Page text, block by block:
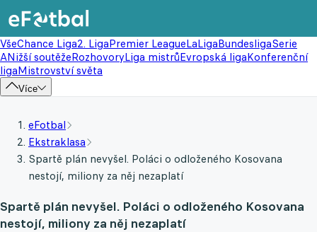
VšeChance Liga2. LigaPremier LeagueLaLigaBundesligaSerie
ANižší soutěžeRozhovoryLiga mistrůEvropská ligaKonferenční
ligaMistrovství světa
Více
eFotbal
Ekstraklasa
Spartě plán nevyšel. Poláci o odloženého Kosovana
nestojí, miliony za něj nezaplatí
Spartě plán nevyšel. Poláci o odloženého Kosovana
nestojí, miliony za něj nezaplatí